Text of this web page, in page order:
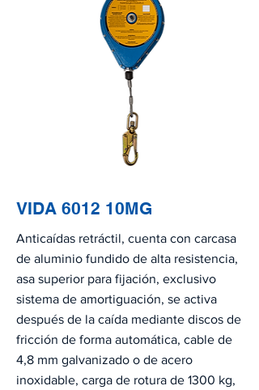
VIDA 6012 10MG
Anticaídas retráctil, cuenta con carcasa
de aluminio fundido de alta resistencia,
asa superior para fijación, exclusivo
sistema de amortiguación, se activa
después de la caída mediante discos de
fricción de forma automática, cable de
4,8 mm galvanizado o de acero
inoxidable, carga de rotura de 1300 kg,